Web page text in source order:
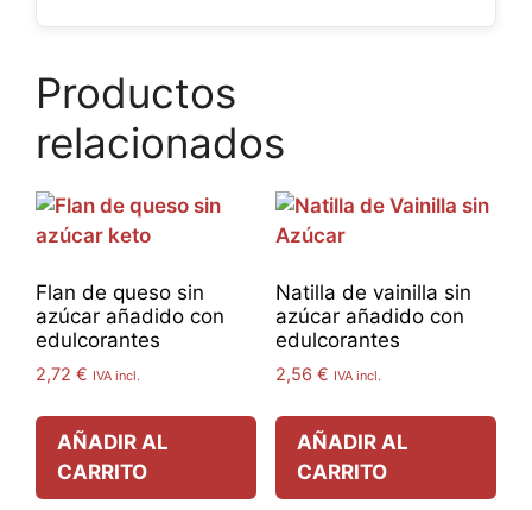
Productos
relacionados
Flan de queso sin
azúcar añadido con
edulcorantes
2,72 € IVA incl.
AÑADIR AL
CARRITO
Natilla de vainilla sin
azúcar añadido con
edulcorantes
2,56 € IVA incl.
AÑADIR AL
CARRITO